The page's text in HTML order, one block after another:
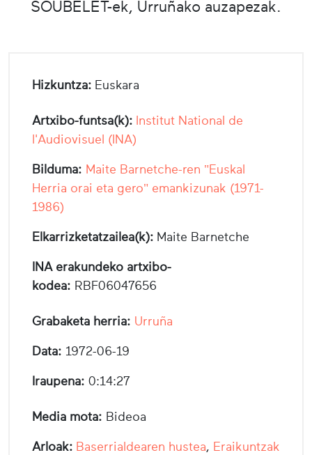
SOUBELET-ek, Urruñako auzapezak.
Hizkuntza: Euskara
Artxibo-funtsa(k): Institut National de
l'Audiovisuel (INA)
Bilduma: Maite Barnetche-ren "Euskal
Herria orai eta gero" emankizunak (1971-
1986)
Elkarrizketatzailea(k): Maite Barnetche
INA erakundeko artxibo-
kodea: RBF06047656
Grabaketa herria: Urruña
Data: 1972-06-19
Iraupena: 0:14:27
Media mota: Bideoa
Arloak: Baserrialdearen hustea, Eraikuntzak